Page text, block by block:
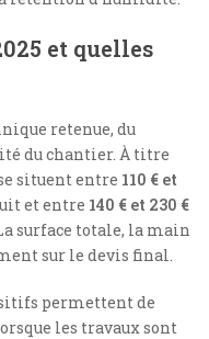
et quelles
retenue, du
du chantier. À titre
situent entre 110 € et
et entre 140 € et 230 €
surface totale, la main
sur le devis final.
permettent de
les travaux sont